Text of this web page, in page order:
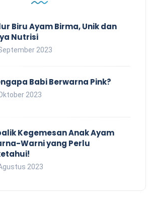
Biru Ayam Birma, Unik dan
Nutrisi
2023
Babi Berwarna Pink?
2023
Kegemesan Anak Ayam
Warni yang Perlu
2023